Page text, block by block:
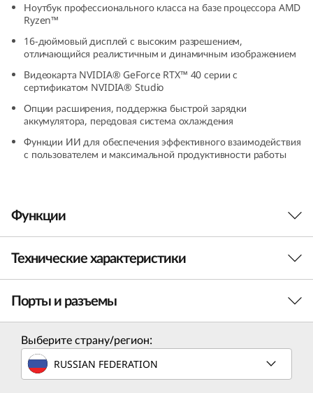
A
M
D
Ноутбук профессионального класса на базе процессора AMD
Ryzen™
16-дюймовый дисплей с высоким разрешением,
отличающийся реалистичным и динамичным изображением
Видеокарта NVIDIA® GeForce RTX™ 40 серии с
сертификатом NVIDIA® Studio
Опции расширения, поддержка быстрой зарядки
аккумулятора, передовая система охлаждения
Функции ИИ для обеспечения эффективного взаимодействия
с пользователем и максимальной продуктивности работы
Функции
Гармония вычислительной мощи, скорости и
инноваций
IdeaPad Pro 5 (16, 9th Gen, AMD) — это
AMD Ryzen™ с поддержкой технологий ИИ,
обеспечивающих эффективную работу. Вне
зависимости от решаемой задачи, будь то
создание контента или погружение в игровой
Технические характеристики
ПРОИЗВОДИТЕЛЬНОСТЬ
Процессор
AMD Ryzen™ 7 8845HS (в максимальной комплектации)
Порты и разъемы
Выберите страну/регион:
RUSSIAN FEDERATION